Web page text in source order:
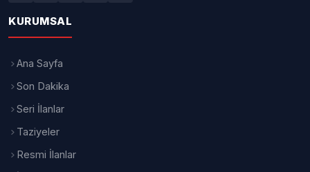
KURUMSAL
Ana Sayfa
Son Dakika
Seri İlanlar
Taziyeler
Resmi İlanlar